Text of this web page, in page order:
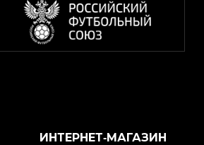
ИНТЕРНЕТ‑МАГАЗИН